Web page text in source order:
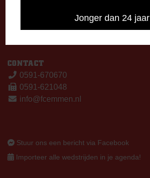
Jonger dan 24 jaar
CORRESPONDENTIE-ADRES
Postbus 26
CONTACT
0591-670670
0591-621048
info@fcemmen.nl
Stuur ons een bericht via Facebook
Importeer alle wedstrijden in je agenda!